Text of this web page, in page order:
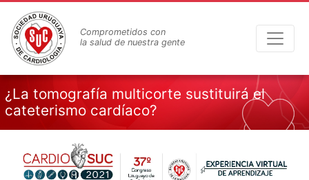
contenido
principal
Comprometidos con
la salud de nuestra gente
¿La tomografía multicorte sustituirá el
cateterismo cardíaco?